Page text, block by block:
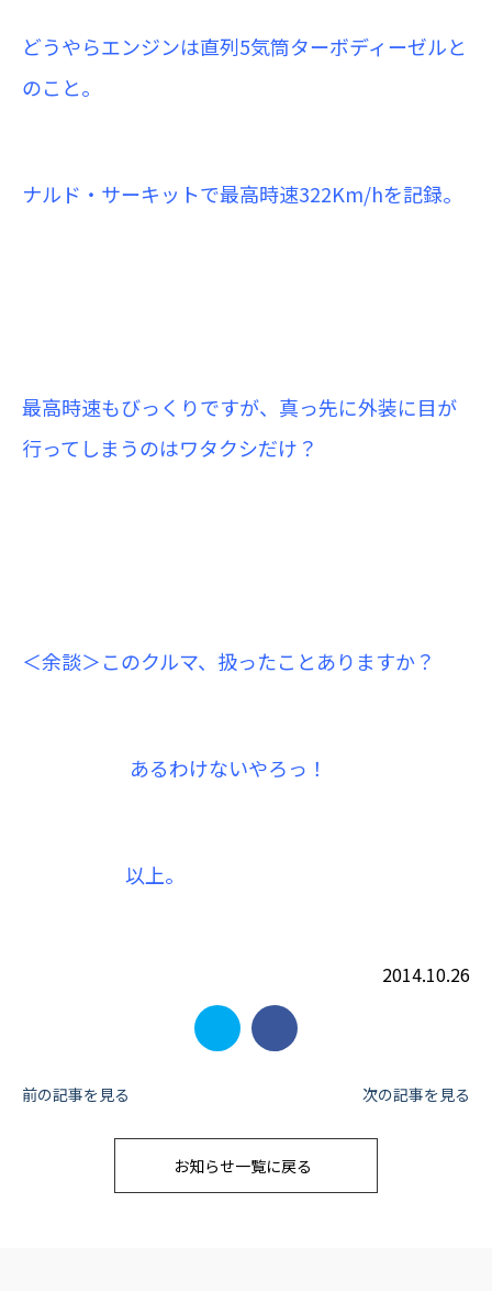
どうやらエンジンは直列5気筒ターボディーゼルと
のこと。
ナルド・サーキットで最高時速322Km/hを記録。
最高時速もびっくりですが、真っ先に外装に目が
行ってしまうのはワタクシだけ？
＜余談＞このクルマ、扱ったことありますか？
あるわけないやろっ！
以上。
2014.10.26
投
前の記事を見る 次の記事を見る
お知らせ一覧に戻る